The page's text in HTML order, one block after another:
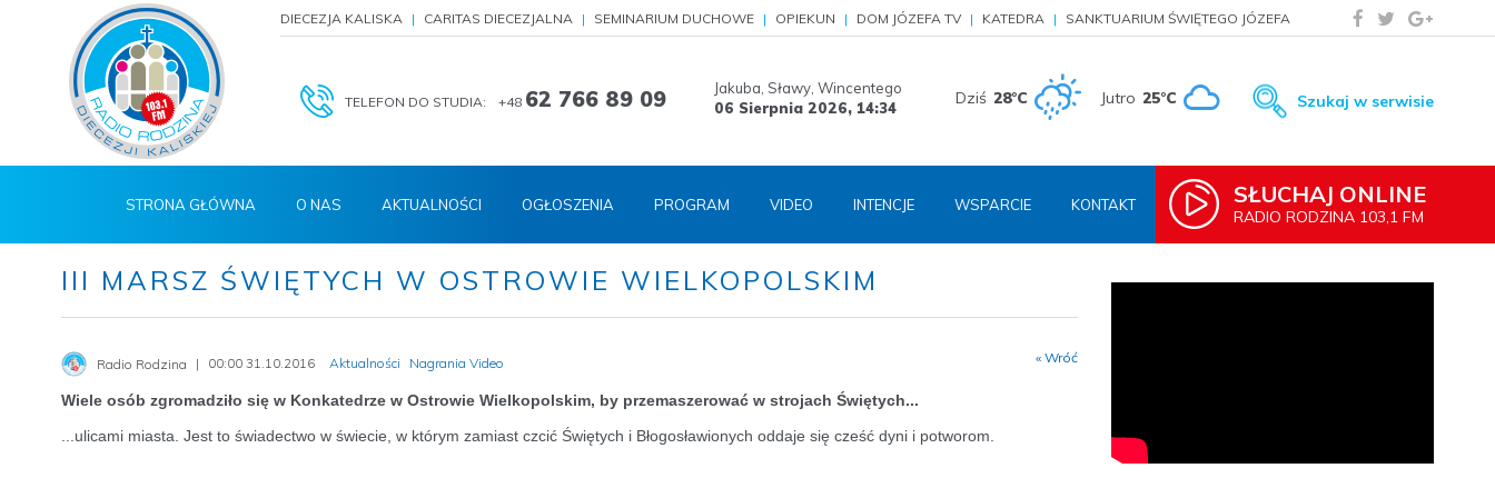
DIECEZJA KALISKA CARITAS DIECEZJALNA SEMINARIUM DUCHOWE OPIEKUN DOM JÓZEFA TV KATEDRA SANKTUARIUM ŚWIĘTEGO JÓZEFA
TELEFON DO STUDIA: +48 62 766 89 09
Jakuba, Sławy, Wincentego
06 Sierpnia 2026, 14:34 Dziś 28°C Jutro 25°C Szukaj w serwisie
SŁUCHAJ ONLINE
RADIO RODZINA 103,1 FM
STRONA GŁÓWNA O NAS AKTUALNOŚCI OGŁOSZENIA PROGRAM VIDEO INTENCJE WSPARCIE KONTAKT
III MARSZ ŚWIĘTYCH W OSTROWIE WIELKOPOLSKIM
Radio Rodzina 00:00 31.10.2016 Aktualności Nagrania Video « Wróć
Wiele osób zgromadziło się w Konkatedrze w Ostrowie Wielkopolskim, by przemaszerować w strojach Świętych...
...ulicami miasta. Jest to świadectwo w świecie, w którym zamiast czcić Świętych i Błogosławionych oddaje się cześć dyni i potworom.